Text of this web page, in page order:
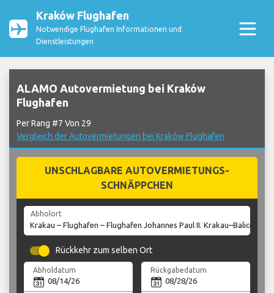
Kraków Flughafen
Notwendige Flughafen Informationen und
Dienstleistungen
ALAMO Autovermietung bei Kraków
Flughafen
Per Rang #7 Von 29
Vergleich der Autovermietungen bei Kraków Flughafen
UNSCHLAGBARE AUTOVERMIETUNGS-
SCHNÄPPCHEN
Abholort
Rückkehr zum selben Ort
Abholdatum Rückgabedatum